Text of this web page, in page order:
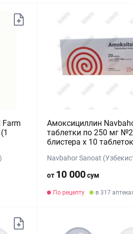
Амоксициллин
таблетки по 250 мг
блистера х 10
Navbahor Sanoat
от 10 000сум
По рецепту в 317